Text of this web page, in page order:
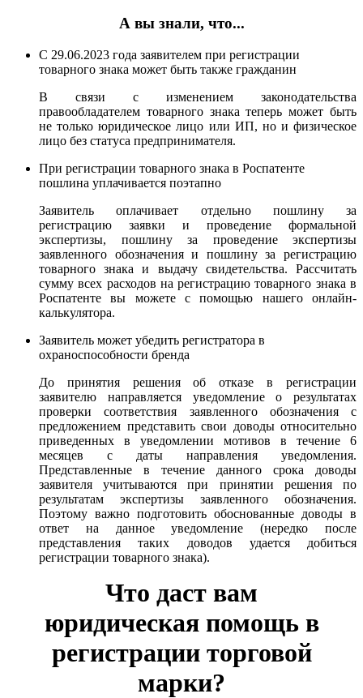
А вы знали, что...
С 29.06.2023 года заявителем при регистрации
товарного знака может быть также гражданин
В связи с изменением законодательства
правообладателем товарного знака теперь может быть
не только юридическое лицо или ИП, но и физическое
лицо без статуса предпринимателя.
При регистрации товарного знака в Роспатенте
пошлина уплачивается поэтапно
Заявитель оплачивает отдельно пошлину за
регистрацию заявки и проведение формальной
экспертизы, пошлину за проведение экспертизы
заявленного обозначения и пошлину за регистрацию
товарного знака и выдачу свидетельства. Рассчитать
сумму всех расходов на регистрацию товарного знака в
Роспатенте вы можете с помощью нашего онлайн-
калькулятора.
Заявитель может убедить регистратора в
охраноспособности бренда
До принятия решения об отказе в регистрации
заявителю направляется уведомление о результатах
проверки соответствия заявленного обозначения с
предложением представить свои доводы относительно
приведенных в уведомлении мотивов в течение 6
месяцев с даты направления уведомления.
Представленные в течение данного срока доводы
заявителя учитываются при принятии решения по
результатам экспертизы заявленного обозначения.
Поэтому важно подготовить обоснованные доводы в
ответ на данное уведомление (нередко после
представления таких доводов удается добиться
регистрации товарного знака).
Что даст вам
юридическая помощь в
регистрации торговой
марки?